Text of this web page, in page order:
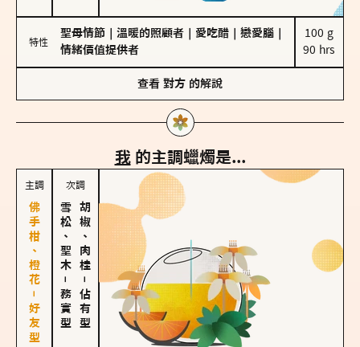
特性
聖母情節 溫暖的照顧者 愛吃醋 戀愛腦
情緒價值提供者
100 g
90 hrs
查看 對方 的解說
我 的主調蠟燭是...
主調
佛手柑、橙花－好友型
次調
雪松、聖木
－
務實型
胡椒、肉桂
－
佔有型